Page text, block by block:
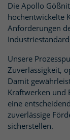
Die Apollo
hochentwickelte
Anforderungen
Unsere
Zuverlässigkeit,
Damit
Kraftwerken und
eine
zuverlässige
sicherstellen.